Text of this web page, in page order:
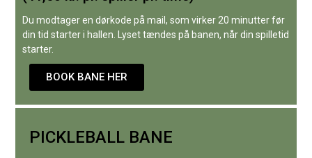
Du modtager en dørkode på mail, som virker 20 minutter før
din tid starter i hallen. Lyset tændes på banen, når din spilletid
starter.
BOOK BANE HER
PICKLEBALL BANE